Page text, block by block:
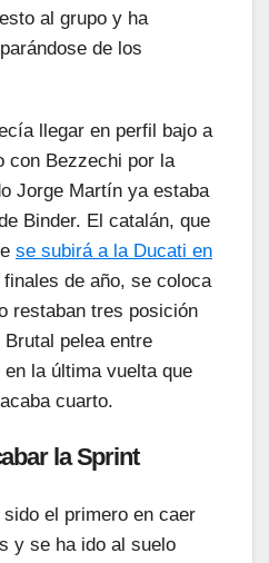
al grupo y ha
de los
llegar en perfil bajo a
con Bezzechi por la
Jorge Martín ya estaba
Binder. El catalán, que
se subirá a la Ducati en
finales de año, se coloca
restaban tres posición
pelea entre
la última vuelta que
cuarto.
la Sprint
el primero en caer
y se ha ido al suelo